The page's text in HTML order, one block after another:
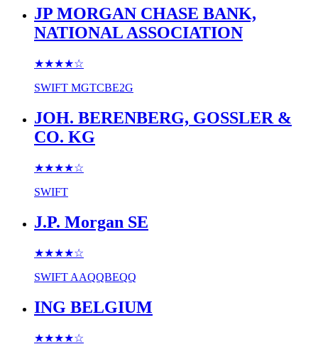
JP MORGAN CHASE BANK,
NATIONAL ASSOCIATION
★★★★☆
SWIFT MGTCBE2G
JOH. BERENBERG, GOSSLER &
CO. KG
★★★★☆
SWIFT
J.P. Morgan SE
★★★★☆
SWIFT AAQQBEQQ
ING BELGIUM
★★★★☆